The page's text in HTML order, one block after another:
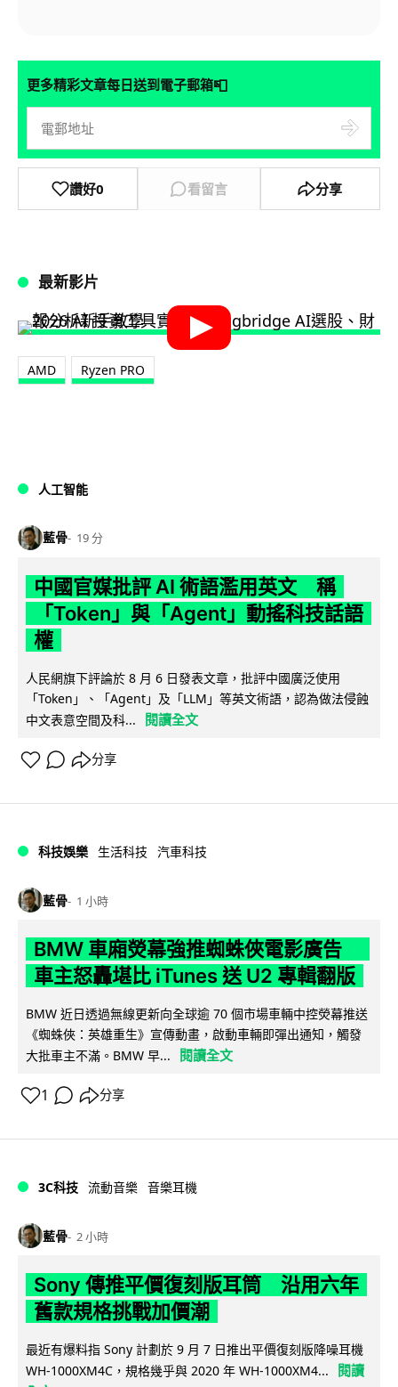
更多精彩文章每日送到電子郵箱📮
讚好0 看留言 分享
最新影片
AMD Ryzen PRO
人工智能
藍骨 19 分
中國官媒批評 AI 術語濫用英文 稱
「Token」與「Agent」動搖科技話語
權
人民網旗下評論於 8 月 6 日發表文章，批評中國廣泛使用
「Token」、「Agent」及「LLM」等英文術語，認為做法侵蝕
中文表意空間及科...
閱讀全文
分享
科技娛樂 生活科技 汽車科技
藍骨 1 小時
BMW 車廂熒幕強推蜘蛛俠電影廣告
車主怒轟堪比 iTunes 送 U2 專輯翻版
BMW 近日透過無線更新向全球逾 70 個市場車輛中控熒幕推送
《蜘蛛俠：英雄重生》宣傳動畫，啟動車輛即彈出通知，觸發
大批車主不滿。BMW 早...
閱讀全文
1 分享
3C科技 流動音樂 音樂耳機
藍骨 2 小時
Sony 傳推平價復刻版耳筒 沿用六年
舊款規格挑戰加價潮
最近有爆料指 Sony 計劃於 9 月 7 日推出平價復刻版降噪耳機
WH-1000XM4C，規格幾乎與 2020 年 WH-1000XM4...
閱讀